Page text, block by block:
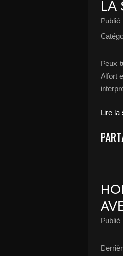
LA
Publié
Peux-
Alfort
Lire la
Publié